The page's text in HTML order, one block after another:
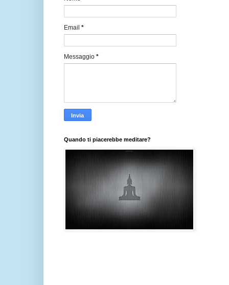
Email *
Messaggio *
Quando ti piacerebbe meditare?